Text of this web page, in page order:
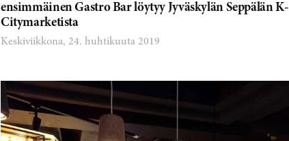
ensimmäinen Gastro Bar löytyy Jyväskylän Seppälän K-
Citymarketista
Keskiviikkona, 24. huhtikuuta 2019